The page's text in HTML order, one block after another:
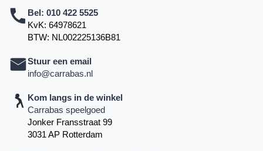
Bel: 010 422 5525
KvK: 64978621
BTW: NL002225136B81
Stuur een email
info@carrabas.nl
Kom langs in de winkel
Carrabas speelgoed
Jonker Fransstraat 99
3031 AP Rotterdam